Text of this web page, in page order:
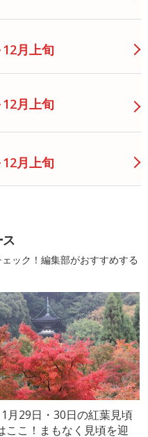
月上旬
月上旬
月上旬
ック！編集部がおすすめする
月29日・30日の紅葉見頃
ここ！まもなく見頃を迎